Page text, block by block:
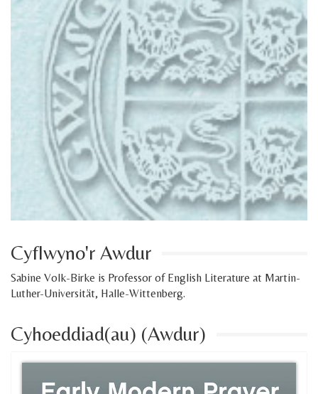
Cyflwyno'r Awdur
Sabine Volk-Birke is Professor of English Literature at Martin-
Luther-Universität, Halle-Wittenberg.
Cyhoeddiad(au) (Awdur)